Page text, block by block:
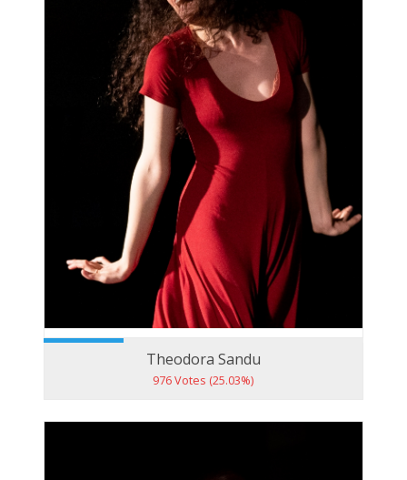
Theodora Sandu
976 Votes (25.03%)